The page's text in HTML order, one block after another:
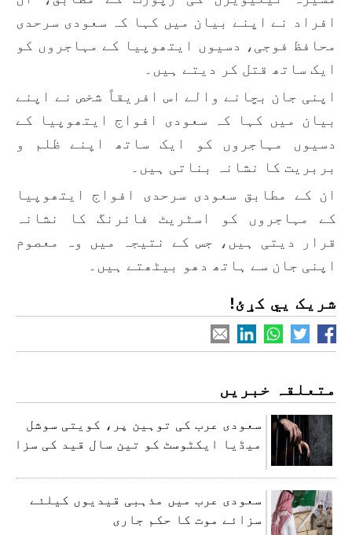
افراد نے اپنے بیان میں کہا کہ سعودی سرحدی
محافظ فوجی، دسیوں ایتھوپیا کے مہاجروں کو
ایک ساتھ قتل کر دیتے ہیں۔
اپنی جان بچانے والے اس افریقاً شخص نے اپنے
بیان میں کہا کہ سعودی افواج ایتھوپیا کے
دسیوں مہاجروں کو ایک ساتھ اپنے ظلم و
بربریت کا نشانہ بناتی ہیں۔
ان کے مطابق سعودی سرحدی افواج ایتھوپیا
کے مہاجروں کو اسٹریٹ فائرنگ کا نشانہ
قرار دیتی ہیں، جس کے نتیجہ میں وہ معصوم
اپنی جان سے ہاتھ دھو بیٹھتے ہیں۔
شریک یي کړئ!
متعلقہ خبریں
سعودی عرب کی توہین پر، کویتی سوشل
میڈیا ایکٹوسٹ کو تین سال قید کی سزا
سعودی عرب میں مذہبی قیدیوں کیلئے
سزائے موت کا حکم جاری